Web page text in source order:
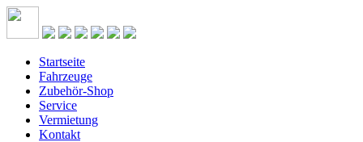
Startseite
Fahrzeuge
Zubehör-Shop
Service
Vermietung
Kontakt